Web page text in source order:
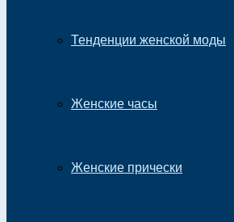
Тенденции женской моды
Женские часы
Женские прически